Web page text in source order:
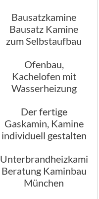
Schornsteinabzu
vorhanden ist
Bausatzkamine
Bausatz Kamine
zum Selbstaufbau
Ofenbau,
Kachelofen mit
Wasserheizung
Der fertige
Gaskamin, Kamine
individuell gestalten
Unterbrandheizkamine
Beratung Kaminbau
München